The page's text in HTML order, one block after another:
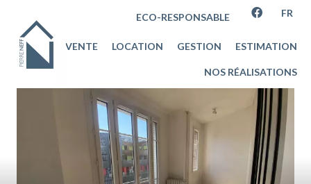
ECO-RESPONSABLE FR
VENTE LOCATION GESTION ESTIMATION
NOS RÉALISATIONS